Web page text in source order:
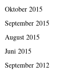
Oktober 2015
September 2015
August 2015
Juni 2015
September 2012